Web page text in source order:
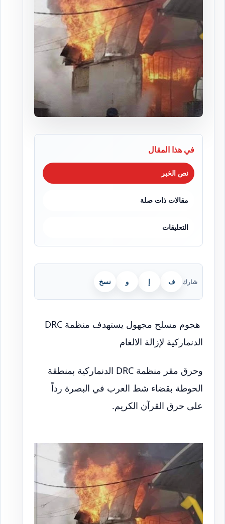
في هذا المقال
نص الخبر
مقالات ذات صلة
التعليقات
شارك ف إ و نسخ
هجوم مسلح مجهول يستهدف منظمة DRC
الدنماركية لإزالة الالغام
وحرق مقر منظمة DRC الدنماركية بمنطقة
الحوطة بقضاء شط العرب في البصرة رداً
على حرق القرآن الكريم.